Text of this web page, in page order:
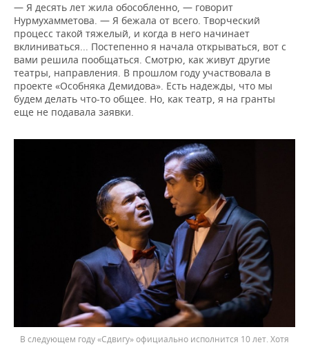
— Я десять лет жила обособленно, — говорит
Нурмухамметова. — Я бежала от всего. Творческий
процесс такой тяжелый, и когда в него начинает
вклиниваться... Постепенно я начала открываться, вот с
вами решила пообщаться. Смотрю, как живут другие
театры, направления. В прошлом году участвовала в
проекте «Особняка Демидова». Есть надежды, что мы
будем делать что-то общее. Но, как театр, я на гранты
еще не подавала заявки.
В следующем году «Сдвигу» официально исполнится 10 лет. Хотя